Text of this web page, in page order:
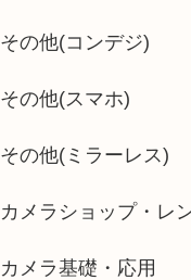
その他(コンデジ)
その他(スマホ)
その他(ミラーレス)
カメラショップ・レ
カメラ基礎・応用